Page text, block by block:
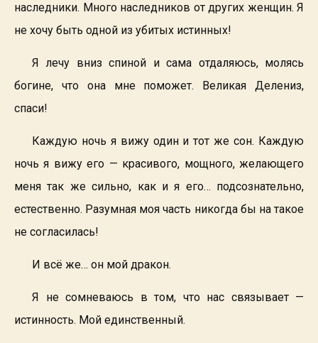
наследники. Много наследников от других женщин. Я
не хочу быть одной из убитых истинных!
Я лечу вниз спиной и сама отдаляюсь, молясь
богине, что она мне поможет. Великая Делениз,
спаси!
Каждую ночь я вижу один и тот же сон. Каждую
ночь я вижу его — красивого, мощного, желающего
меня так же сильно, как и я его… подсознательно,
естественно. Разумная моя часть никогда бы на такое
не согласилась!
И всё же… он мой дракон.
Я не сомневаюсь в том, что нас связывает —
истинность. Мой единственный.